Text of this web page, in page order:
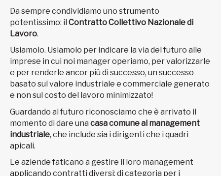
Da sempre condividiamo uno strumento
potentissimo: il Contratto Collettivo Nazionale di
Lavoro.
Usiamolo. Usiamolo per indicare la via del futuro alle
imprese in cui noi manager operiamo, per valorizzarle
e per renderle ancor più di successo, un successo
basato sul valore industriale e commerciale generato
e non sul costo del lavoro minimizzato!
Guardando al futuro riconosciamo che è arrivato il
momento di dare una casa comune al management
industriale, che include sia i dirigenti che i quadri
apicali.
Le aziende faticano a gestire il loro management
applicando contratti diversi: di categoria per i